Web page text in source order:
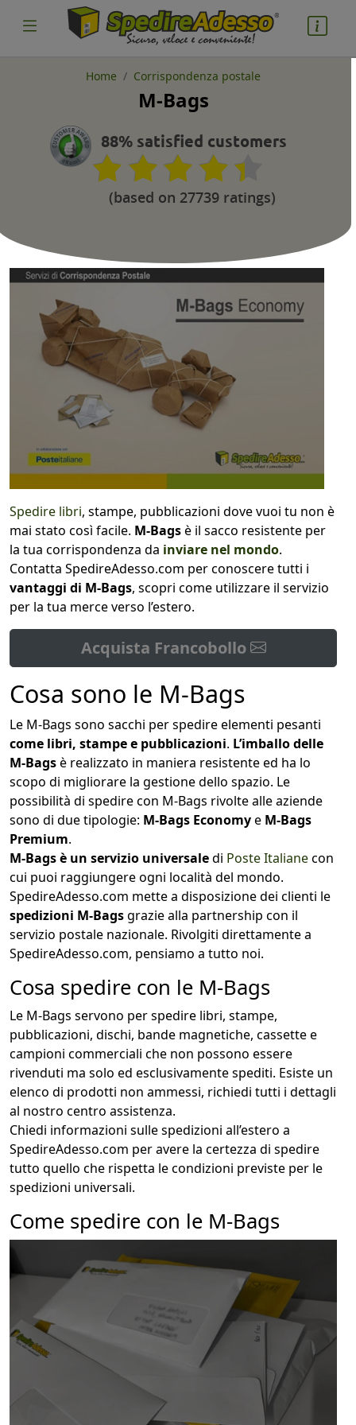
Home Corrispondenza postale
M-Bags
88% satisfied customers
(based on 27739 ratings)
Spedire libri, stampe, pubblicazioni dove vuoi tu non è
mai stato così facile. M-Bagsè il sacco resistente per
la tua corrispondenza da inviare nel mondo.
Contatta SpedireAdesso.com per conoscere tutti i
vantaggi di M-Bags, scopri come utilizzare il servizio
per la tua merce verso l’estero.
Acquista Francobollo
Cosa sono le M-Bags
Le M-Bags sono sacchi per spedire elementi pesanti
come libri, stampe e pubblicazioni. L’imballo delle
M-Bagsè realizzato in maniera resistente ed ha lo
scopo di migliorare la gestione dello spazio. Le
possibilità di spedire con M-Bags rivolte alle aziende
sono di due tipologie: M-Bags Economye M-Bags
Premium.
M-Bags è un servizio universaledi Poste Italianecon
cui puoi raggiungere ogni località del mondo.
SpedireAdesso.com mette a disposizione dei clienti le
spedizioni M-Bagsgrazie alla partnership con il
servizio postale nazionale. Rivolgiti direttamente a
SpedireAdesso.com, pensiamo a tutto noi.
Cosa spedire con le M-Bags
Le M-Bags servono per spedire libri, stampe,
pubblicazioni, dischi, bande magnetiche, cassette e
campioni commerciali che non possono essere
rivenduti ma solo ed esclusivamente spediti. Esiste un
elenco di prodotti non ammessi, richiedi tutti i dettagli
al nostro centro assistenza.
Chiedi informazioni sulle spedizioni all’estero a
SpedireAdesso.com per avere la certezza di spedire
tutto quello che rispetta le condizioni previste per le
spedizioni universali.
Come spedire con le M-Bags